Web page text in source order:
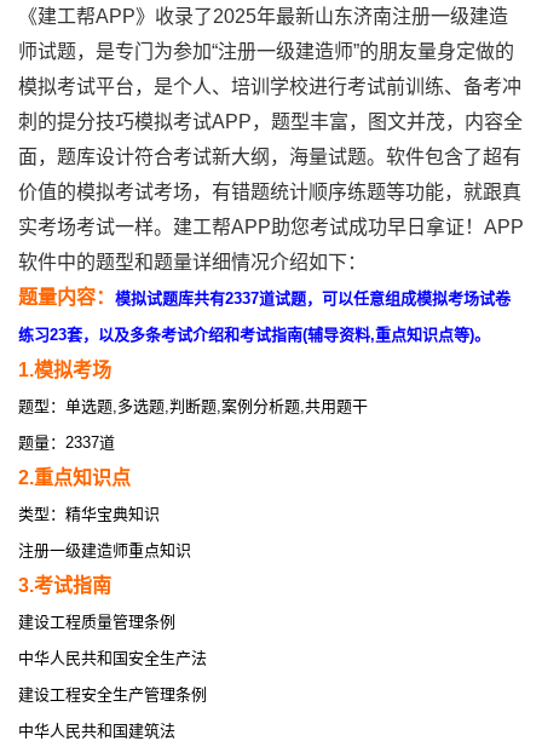
《建工帮APP》收录了2025年最新山东济南注册一级建造
师试题，是专门为参加“注册一级建造师”的朋友量身定做的
模拟考试平台，是个人、培训学校进行考试前训练、备考冲
刺的提分技巧模拟考试APP，题型丰富，图文并茂，内容全
面，题库设计符合考试新大纲，海量试题。软件包含了超有
价值的模拟考试考场，有错题统计顺序练题等功能，就跟真
实考场考试一样。建工帮APP助您考试成功早日拿证！APP
软件中的题型和题量详细情况介绍如下：
题量内容： 模拟试题库共有2337道试题，可以任意组成模拟考场试卷
练习23套，以及多条考试介绍和考试指南(辅导资料,重点知识点等)。
1.模拟考场
题型：单选题,多选题,判断题,案例分析题,共用题干
题量：2337道
2.重点知识点
类型：精华宝典知识
注册一级建造师重点知识
3.考试指南
建设工程质量管理条例
中华人民共和国安全生产法
建设工程安全生产管理条例
中华人民共和国建筑法